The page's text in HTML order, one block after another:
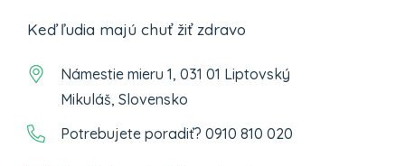
Keď ľudia majú chuť žiť zdravo
Námestie mieru 1, 031 01 Liptovský
Mikuláš, Slovensko
Potrebujete poradiť? 0910 810 020